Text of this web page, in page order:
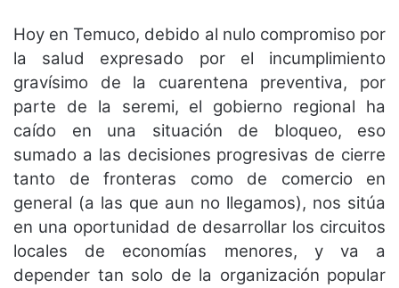
Hoy en Temuco, debido al nulo compromiso por
la salud expresado por el incumplimiento
gravísimo de la cuarentena preventiva, por
parte de la seremi, el gobierno regional ha
caído en una situación de bloqueo, eso
sumado a las decisiones progresivas de cierre
tanto de fronteras como de comercio en
general (a las que aun no llegamos), nos sitúa
en una oportunidad de desarrollar los circuitos
locales de economías menores, y va a
depender tan solo de la organización popular